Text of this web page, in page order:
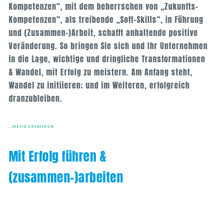
Kompetenzen“, mit dem beherrschen von „Zukunfts-
Kompetenzen“, als treibende „Soft-Skills“, in Führung
und (Zusammen-)Arbeit, schafft anhaltende positive
Veränderung. So bringen Sie sich und Ihr Unternehmen
in die Lage, wichtige und dringliche Transformationen
& Wandel, mit Erfolg zu meistern. Am Anfang steht,
Wandel zu initiieren; und im Weiteren, erfolgreich
dranzubleiben.
…MEHR ERFAHREN
Mit Erfolg führen &
(zusammen-)arbeiten